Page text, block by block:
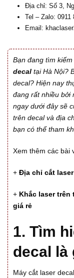
Địa chỉ: Số 3,
Tel – Zalo: 0911
Email:
Bạn đang tìm
decal tại Hà Nội?
decal? Hiện nay
đang rất nhiều bởi
ngay dưới đây sẽ
trên decal và địa
bạn có thể tham
Xem thêm các bài
+ Địa chỉ cắt
+ Khắc laser
giá rẻ
1. Tìm
decal là
Máy cắt laser